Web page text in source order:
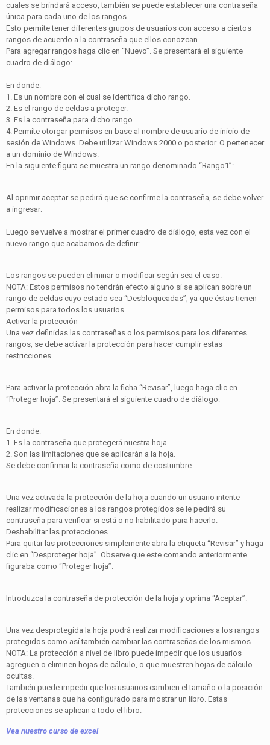
cuales se brindará acceso, también se puede establecer una contraseña
única para cada uno de los rangos.
Esto permite tener diferentes grupos de usuarios con acceso a ciertos
rangos de acuerdo a la contraseña que ellos conozcan.
Para agregar rangos haga clic en “Nuevo”. Se presentará el siguiente
cuadro de diálogo:
En donde:
1. Es un nombre con el cual se identifica dicho rango.
2. Es el rango de celdas a proteger.
3. Es la contraseña para dicho rango.
4. Permite otorgar permisos en base al nombre de usuario de inicio de
sesión de Windows. Debe utilizar Windows 2000 o posterior. O pertenecer
a un dominio de Windows.
En la siguiente figura se muestra un rango denominado “Rango1”:
Al oprimir aceptar se pedirá que se confirme la contraseña, se debe volver
a ingresar:
Luego se vuelve a mostrar el primer cuadro de diálogo, esta vez con el
nuevo rango que acabamos de definir:
Los rangos se pueden eliminar o modificar según sea el caso.
NOTA: Estos permisos no tendrán efecto alguno si se aplican sobre un
rango de celdas cuyo estado sea “Desbloqueadas”, ya que éstas tienen
permisos para todos los usuarios.
Activar la protección
Una vez definidas las contraseñas o los permisos para los diferentes
rangos, se debe activar la protección para hacer cumplir estas
restricciones.
Para activar la protección abra la ficha “Revisar”, luego haga clic en
“Proteger hoja”. Se presentará el siguiente cuadro de diálogo:
En donde:
1. Es la contraseña que protegerá nuestra hoja.
2. Son las limitaciones que se aplicarán a la hoja.
Se debe confirmar la contraseña como de costumbre.
Una vez activada la protección de la hoja cuando un usuario intente
realizar modificaciones a los rangos protegidos se le pedirá su
contraseña para verificar si está o no habilitado para hacerlo.
Deshabilitar las protecciones
Para quitar las protecciones simplemente abra la etiqueta “Revisar” y haga
clic en “Desproteger hoja”. Observe que este comando anteriormente
figuraba como “Proteger hoja”.
Introduzca la contraseña de protección de la hoja y oprima “Aceptar”.
Una vez desprotegida la hoja podrá realizar modificaciones a los rangos
protegidos como así también cambiar las contraseñas de los mismos.
NOTA: La protección a nivel de libro puede impedir que los usuarios
agreguen o eliminen hojas de cálculo, o que muestren hojas de cálculo
ocultas.
También puede impedir que los usuarios cambien el tamaño o la posición
de las ventanas que ha configurado para mostrar un libro. Estas
protecciones se aplican a todo el libro.
Vea nuestro curso de excel